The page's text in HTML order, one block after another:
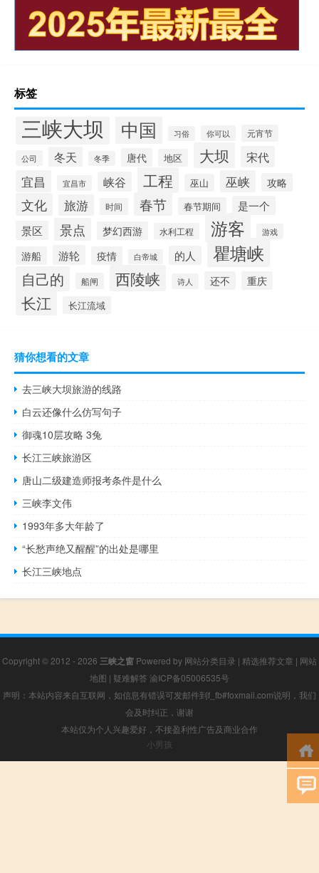
标签
三峡大坝 中国 习俗 你可以 元宵节
公司 冬天 冬季 唐代 地区 大坝 宋代
宜昌 宜昌市 峡谷 工程 巫山 巫峡 攻略
文化 旅游 时间 春节 春节期间
是一个
景区
景点 梦幻西游 水利工程 游客 游戏
游船 游轮 疫情 白帝城 的人 瞿塘峡
自己的 船闸 西陵峡 诗人 还不 重庆
长江 长江流域
猜你想看的文章
去三峡大坝旅游的线路
白云还像什么仿写句子
御魂10层攻略 3兔
长江三峡旅游区
唐山二级建造师报考条件是什么
三峡李文伟
1993年多大年龄了
“长愁声绝又醒醒”的出处是哪里
长江三峡地点
Copyright © 2012 - 2026 三峡之窗 Powered by 网站分类目录 | 精选推荐文章 | 网站
地图 | 疑难解答 渝ICP备05006535号
声明：本站内容来自互联网，如信息有错误可发邮件到f_fb#foxmail.com说明，我们
会及时纠正，谢谢
本站仅为个人兴趣爱好，不接盈利性广告及商业合作
小男孩